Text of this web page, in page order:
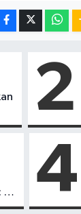
2
1
4